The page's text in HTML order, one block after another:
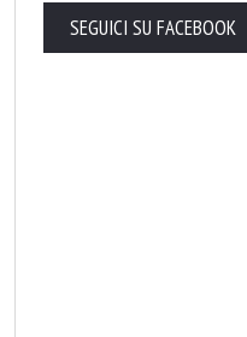
SEGUICI SU FACEBOOK